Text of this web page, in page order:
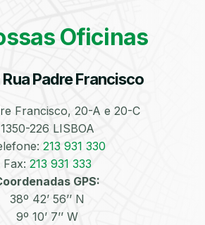
Oficinas
Padre Francisco
Francisco, 20-A e 20-C
1350-226 LISBOA
213 931 330
Fax: 213 931 333
GPS:
38º 42’ 56’’ N
9º 10’ 7’’ W
Higienização e
Automóvel